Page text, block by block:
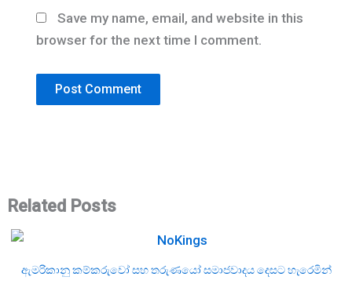
Save my name, email, and website in this
browser for the next time I comment.
Related Posts
ඇමරිකානු කම්කරුවෝ සහ තරුණයෝ සමාජවාදය දෙසට හැරෙමින්